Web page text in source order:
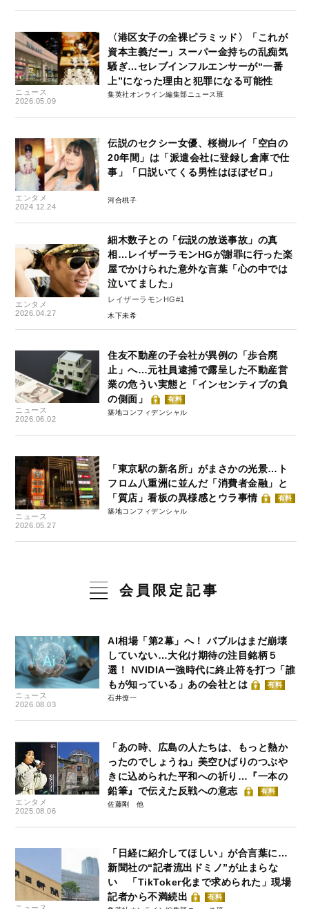
ニュース
2026.05.09
〈港区女子の全裸ピラミッド〉「これが
資本主義だー」スーパー金持ちの乱痴気
騒ぎ…セレブインフルエンサーが“一番
上”になった理由と犯罪になる可能性
集英社オンライン編集部ニュース班
エンタメ
2024.12.24
伝説のセクシー女優、桜樹ルイ「空白の
20年間」は「派遣会社に登録し倉庫で仕
事」「口説いてくる男性はほぼゼロ」
河合桃子
エンタメ
2026.04.27
細木数子との「伝説の放送事故」の真
相…レイザーラモンHGが謝罪に行った楽
屋でかけられた意外な言葉「心の中では
泣いてました」
レイザーラモンHG#1
木下未希
ニュース
2026.06.02
住友不動産の子会社が異例の「歩合廃
止」へ…元社員逮捕で露呈した不動産営
業の危うい実態と「インセンティブの負
の側面」
有料
築地コンフィデンシャル
ニュース
2026.05.27
「東京駅の新名所」がまさかの光景…ト
フロム八重洲に並んだ「消費者金融」と
「質店」看板の異様感とウラ事情
有料
築地コンフィデンシャル
会員限定記事
ニュース
2026.08.03
AI相場「第2幕」へ！ バブルはまだ崩壊
していない…大化け期待の注目銘柄５
選！ NVIDIA一強時代に終止符を打つ「誰
もが知っている」あの会社とは
有料
石井僚一
エンタメ
2025.08.06
「あの時、広島の人たちは、もっと熱か
ったのでしょうね」美空ひばりのつぶや
きに込められた平和への祈り…『一本の
鉛筆』で伝えた反戦への意志
有料
佐藤剛
「日経に紹介してほしい」が合言葉に…
新聞社の“記者流出ドミノ”が止まらな
い 「TikToker化まで求められた」現場
記者から不満続出
有料